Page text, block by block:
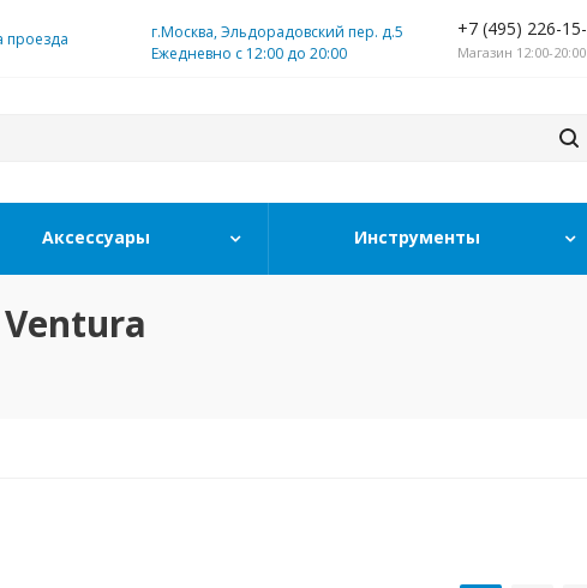
проезда
г.Москва, Эльдорадовский пер. д.5
Ежедневно с 12:00 до 20:00
+7 (495) 226-
Магазин 12:00-20:00
Аксессуары Инструменты